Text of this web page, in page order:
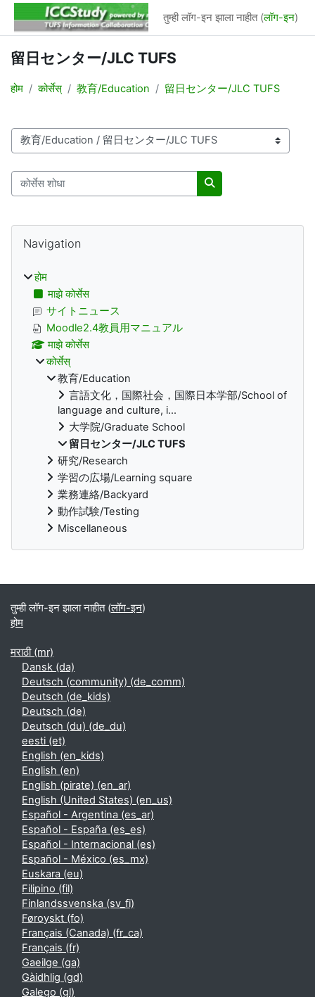
मुख्य घटकाला जा
तुम्ही लॉग-इन झाला नाहीत (लॉग-इन)
留日センター/JLC TUFS
होम कोर्सेस् 教育/Education 留日センター/JLC TUFS
कोर्सचे गट
कोर्सेस शोधा
कोर्सेस शोधा
विभाग्
Navigation
होम
माझे कोर्सेस
サイトニュース
Moodle2.4教員用マニュアル
माझे कोर्सेस
कोर्सेस्
教育/Education
言語文化，国際社会，国際日本学部/School of
language and culture, i...
大学院/Graduate School
留日センター/JLC TUFS
研究/Research
学習の広場/Learning square
業務連絡/Backyard
動作試験/Testing
Miscellaneous
Supplementary blocks
तुम्ही लॉग-इन झाला नाहीत (लॉग-इन)
होम
मराठी ‎(mr)‎
Dansk ‎(da)‎
Deutsch (community) ‎(de_comm)‎
Deutsch ‎(de_kids)‎
Deutsch ‎(de)‎
Deutsch (du) ‎(de_du)‎
eesti ‎(et)‎
English ‎(en_kids)‎
English ‎(en)‎
English (pirate) ‎(en_ar)‎
English (United States) ‎(en_us)‎
Español - Argentina ‎(es_ar)‎
Español - España ‎(es_es)‎
Español - Internacional ‎(es)‎
Español - México ‎(es_mx)‎
Euskara ‎(eu)‎
Filipino ‎(fil)‎
Finlandssvenska ‎(sv_fi)‎
Føroyskt ‎(fo)‎
Français (Canada) ‎(fr_ca)‎
Français ‎(fr)‎
Gaeilge ‎(ga)‎
Gàidhlig ‎(gd)‎
Galego ‎(gl)‎